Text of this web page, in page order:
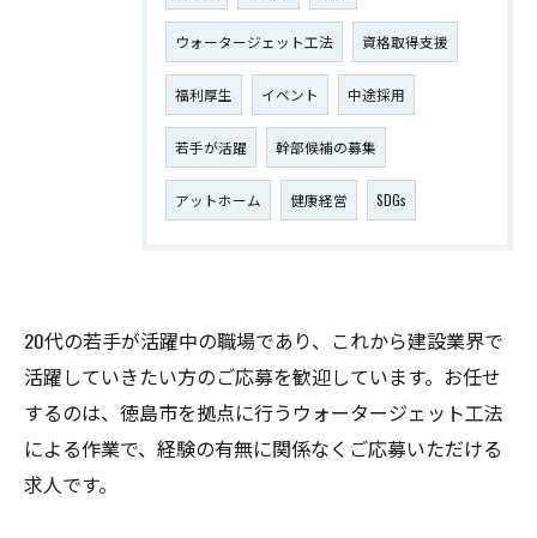
ウォータージェット工法 資格取得支援
福利厚生 イベント 中途採用
若手が活躍 幹部候補の募集
アットホーム 健康経営 SDGs
20代の若手が活躍中の職場であり、これから建設業界で
活躍していきたい方のご応募を歓迎しています。お任せ
するのは、徳島市を拠点に行うウォータージェット工法
による作業で、経験の有無に関係なくご応募いただける
求人です。